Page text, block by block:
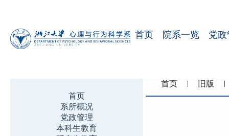
首页 院系一览 党
首页
系所概况
党政管理
本科生教育
首页 旧版